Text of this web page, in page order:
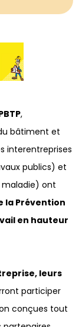
,
bâtiment et
interentreprises
publics) et
maladie) ont
la Prévention
en hauteur
leurs
participer
conçues tout